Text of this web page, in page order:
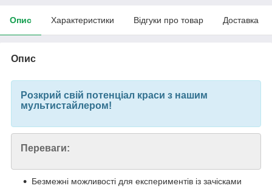
Опис Характеристики Відгуки про товар Доставка
Опис
Розкрий свій потенціал краси з нашим
мультистайлером!
Переваги:
Безмежні можливості для експериментів із зачісками